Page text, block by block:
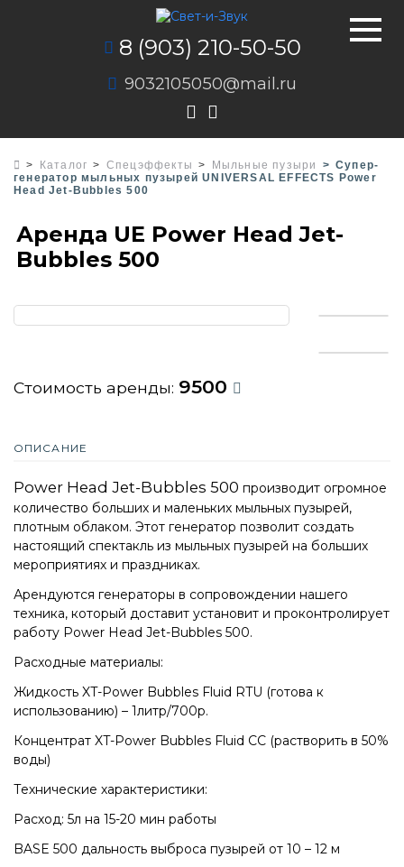
8 (903) 210-50-50
9032105050@mail.ru
Каталог Спецэффекты Мыльные пузыри
Супер-
генератор мыльных пузырей UNIVERSAL EFFECTS Power
Head Jet-Bubbles 500
Аренда UE Power Head Jet-
Bubbles 500
Стоимость аренды: 9500
ОПИСАНИЕ
Power Head Jet-Bubbles 500 производит огромное
количество больших и маленьких мыльных пузырей,
плотным облаком. Этот генератор позволит создать
настоящий спектакль из мыльных пузырей на больших
мероприятиях и праздниках.
Арендуются генераторы в сопровождении нашего
техника, который доставит установит и проконтролирует
работу Power Head Jet-Bubbles 500.
Расходные материалы:
Жидкость XT-Power Bubbles Fluid RTU (готова к
использованию) – 1литр/700р.
Концентрат XT-Power Bubbles Fluid CC (растворить в 50%
воды)
Технические характеристики:
Расход: 5л на 15-20 мин работы
BASE 500 дальность выброса пузырей от 10 – 12 м